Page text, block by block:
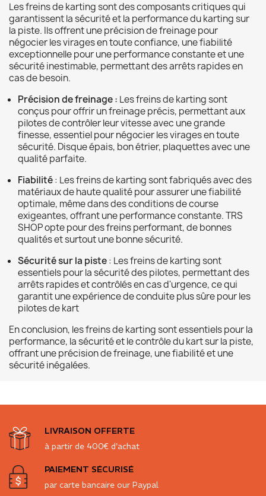
Les freins de karting sont des composants critiques qui
garantissent la sécurité et la performance du karting sur
la piste. Ils offrent une précision de freinage pour
négocier les virages en toute confiance, une fiabilité
exceptionnelle pour une performance constante et une
sécurité inestimable, permettant des arrêts rapides en
cas de besoin.
Précision de freinage : Les freins de karting sont
conçus pour offrir un freinage précis, permettant aux
pilotes de contrôler leur vitesse avec une grande
finesse, essentiel pour négocier les virages en toute
sécurité. Disque épais, bon étrier, plaquettes avec une
qualité parfaite.
Fiabilité: Les freins de karting sont fabriqués avec des
matériaux de haute qualité pour assurer une fiabilité
optimale, même dans des conditions de course
exigeantes, offrant une performance constante. TRS
SHOP opte pour des freins performant, de bonnes
qualités et surtout une bonne sécurité.
Sécurité sur la piste: Les freins de karting sont
essentiels pour la sécurité des pilotes, permettant des
arrêts rapides et contrôlés en cas d'urgence, ce qui
garantit une expérience de conduite plus sûre pour les
pilotes de kart
En conclusion, les freins de karting sont essentiels pour la
performance, la sécurité et le contrôle du kart sur la piste,
offrant une précision de freinage, une fiabilité et une
sécurité inégalées.
LIVRAISON OFFERTE
à partir de 400€ d'achat
PAIEMENT SÉCURISÉ
par carte bancaire our Paypal